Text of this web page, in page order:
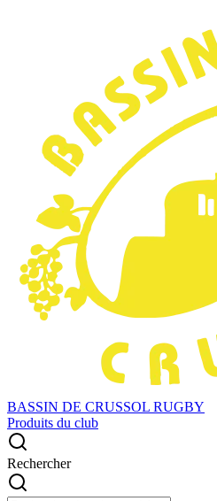
BASSIN DE CRUSSOL RUGBY
Produits du club
Rechercher